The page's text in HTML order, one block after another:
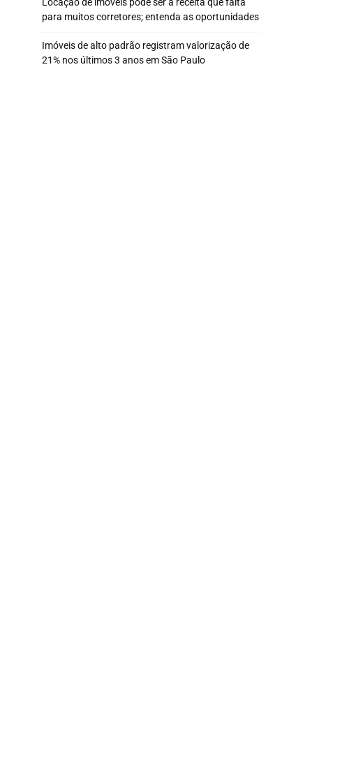
para muitos corretores; entenda as oportunidades
Imóveis de alto padrão registram valorização de
21% nos últimos 3 anos em São Paulo